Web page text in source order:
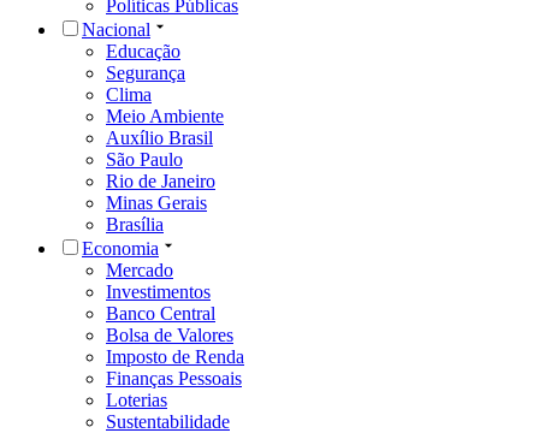
Políticas Públicas
Nacional
Educação
Segurança
Clima
Meio Ambiente
Auxílio Brasil
São Paulo
Rio de Janeiro
Minas Gerais
Brasília
Economia
Mercado
Investimentos
Banco Central
Bolsa de Valores
Imposto de Renda
Finanças Pessoais
Loterias
Sustentabilidade